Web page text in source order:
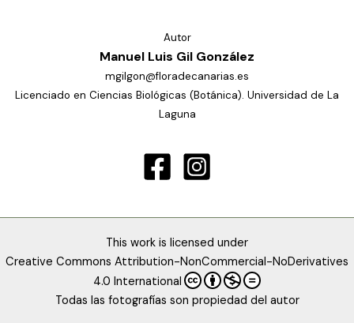
Autor
Manuel Luis Gil González
mgilgon@floradecanarias.es
Licenciado en Ciencias Biológicas (Botánica). Universidad de La
Laguna
This work is licensed under
Creative Commons Attribution-NonCommercial-NoDerivatives
4.0 International
Todas las fotografías son propiedad del autor